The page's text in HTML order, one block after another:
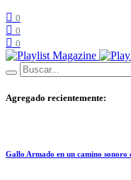
0
0
0
Agregado recientemente:
Gallo Armado en un camino